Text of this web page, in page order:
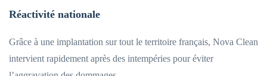
Réactivité nationale
Grâce à une implantation sur tout le territoire français, Nova Clean
intervient rapidement après des intempéries pour éviter